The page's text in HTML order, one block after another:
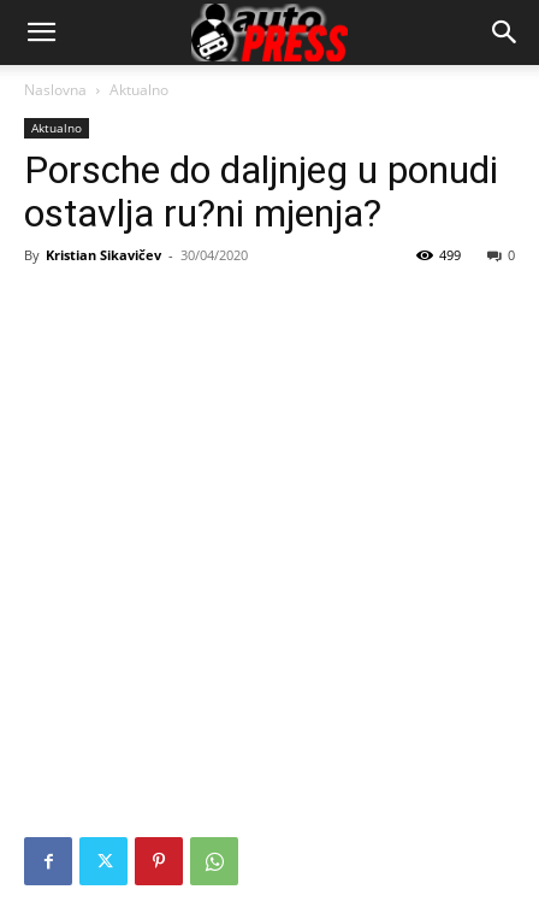
AutopressHR
Naslovna Aktualno
Aktualno
Porsche do daljnjeg u ponudi
ostavlja ru?ni mjenja?
By Kristian Sikavičev - 30/04/2020 0
499